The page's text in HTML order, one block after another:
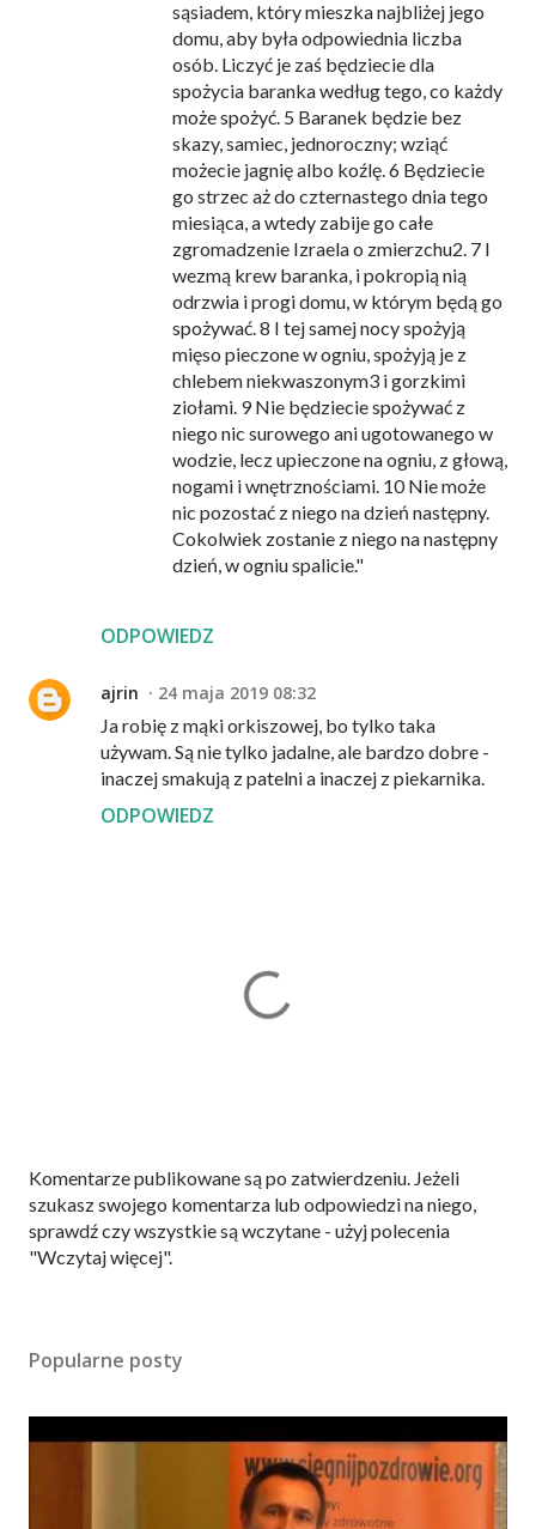
ODPOWIEDZ
sąsiadem, który mieszka najbliżej jego
domu, aby była odpowiednia liczba
osób. Liczyć je zaś będziecie dla
spożycia baranka według tego, co każdy
może spożyć. 5 Baranek będzie bez
skazy, samiec, jednoroczny; wziąć
możecie jagnię albo koźlę. 6 Będziecie
go strzec aż do czternastego dnia tego
miesiąca, a wtedy zabije go całe
zgromadzenie Izraela o zmierzchu2. 7 I
wezmą krew baranka, i pokropią nią
odrzwia i progi domu, w którym będą go
spożywać. 8 I tej samej nocy spożyją
mięso pieczone w ogniu, spożyją je z
chlebem niekwaszonym3 i gorzkimi
ziołami. 9 Nie będziecie spożywać z
niego nic surowego ani ugotowanego w
wodzie, lecz upieczone na ogniu, z głową,
nogami i wnętrznościami. 10 Nie może
nic pozostać z niego na dzień następny.
Cokolwiek zostanie z niego na następny
dzień, w ogniu spalicie."
ajrin
24 maja 2019 08:32
Ja robię z mąki orkiszowej, bo tylko taka
używam. Są nie tylko jadalne, ale bardzo dobre -
inaczej smakują z patelni a inaczej z piekarnika.
ODPOWIEDZ
P
r
z
e
j
o
m
Komentarze publikowane są po zatwierdzeniu. Jeżeli
szukasz swojego komentarza lub odpowiedzi na niego,
sprawdź czy wszystkie są wczytane - użyj polecenia
"Wczytaj więcej".
Popularne posty